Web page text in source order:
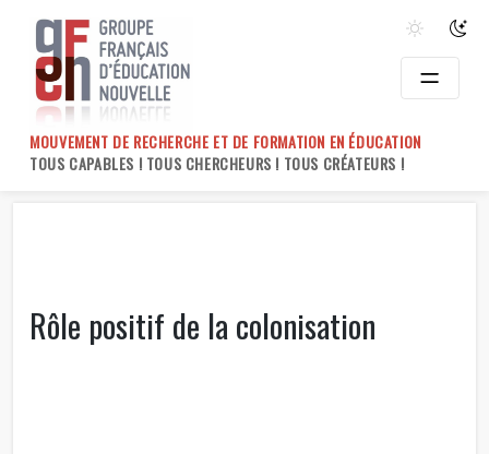
content
MOUVEMENT DE RECHERCHE ET DE FORMATION EN ÉDUCATION
TOUS CAPABLES ! TOUS CHERCHEURS ! TOUS CRÉATEURS !
Rôle positif de la colonisation